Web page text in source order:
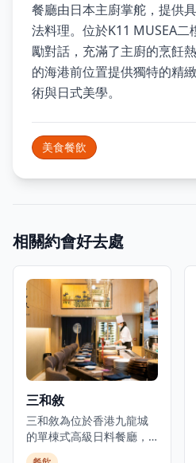
餐廳由日本主廚掌舵，提供
法料理。位於K11 MUSEA
勵對話，充滿了主廚的烹飪
的海港前位置提供獨特的精
術與日式美學。
美食餐飲
相關約會好去處
三和敘
三和敘為位於香港九龍城
的單棟式高級日料餐廳，
集結三大傳統日本料理：